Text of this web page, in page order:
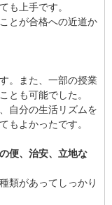
も上手です。
とが合格への近道か
。また、一部の授業
とも可能でした。
自分の生活リズムを
もよかったです。
便、治安、立地な
類があってしっかり